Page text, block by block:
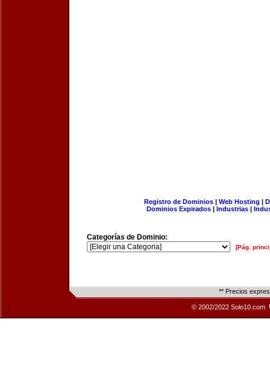
Registro de Dominios| Web Hosting |
Dominios Expirados | Industrias |
Categorías de Dominio:
[Pág.
** Precios
© 2002/2022 Solo10.com